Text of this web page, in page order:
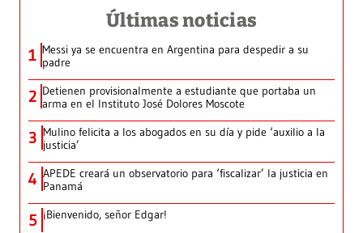
Últimas noticias
1 Messi ya se encuentra en Argentina para despedir a su
padre
2 Detienen provisionalmente a estudiante que portaba un
arma en el Instituto José Dolores Moscote
3 Mulino felicita a los abogados en su día y pide ‘auxilio a la
justicia’
4 APEDE creará un observatorio para ‘fiscalizar’ la justicia en
Panamá
5 ¡Bienvenido, señor Edgar!